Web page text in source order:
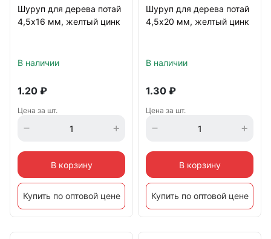
Шуруп для дерева потай
4,5х16 мм, желтый цинк
В наличии
1.20 ₽
Цена за шт.
В корзину
Купить по оптовой цене
Шуруп для дерева потай
4,5х20 мм, желтый цинк
В наличии
1.30 ₽
Цена за шт.
В корзину
Купить по оптовой цене